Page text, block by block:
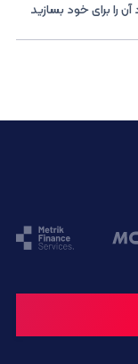
را برای خود بسازید